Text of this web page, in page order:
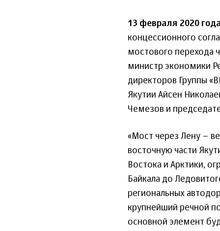
13 февраля 2020
концессионного
мостового перехода
министр экономики
директоров Группы
Якутии Айсен
Чемезов и
«Мост через Лену –
восточную части
Востока и Арктики,
Байкала до
региональных
крупнейший речной
основной элемент